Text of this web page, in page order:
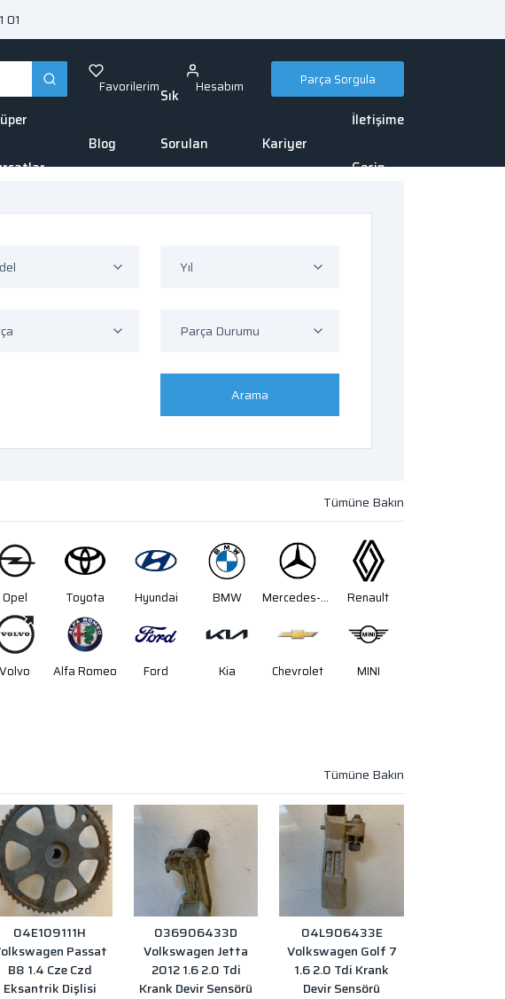
01
Favorilerim Hesabım Parça Sorgula
Blog
Sık
Sorulan Kariyer
İletişime
Geçin
Yıl
Parça Durumu
Arama
Opel Toyota Hyundai BMW Mercedes-Benz Renault
Volvo Alfa Romeo Ford Kia Chevrolet MINI
04E109111H
Passat
B8 1.4 Cze Czd
Eksantrik Dişlisi
036906433D
Volkswagen Jetta
2012 1.6 2.0 Tdi
Krank Devir Sensörü
04L906433E
Volkswagen Golf 7
1.6 2.0 Tdi Krank
Devir Sensörü